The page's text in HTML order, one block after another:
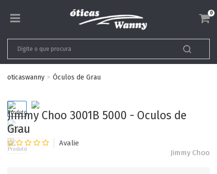
0
oticaswanny Óculos de Grau
Jimmy Choo 3001B 5000 - Oculos de
Grau
Jimmy Choo